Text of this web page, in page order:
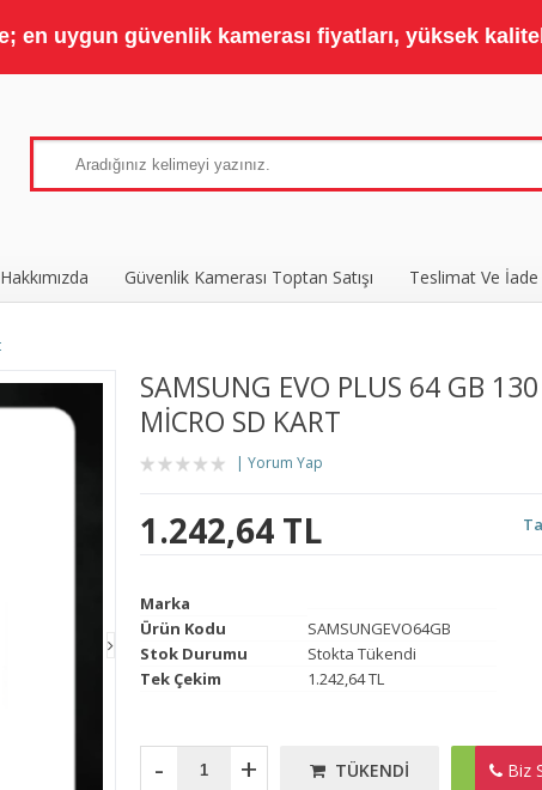
uygun güvenlik kamerası fiyatları, yüksek
Hakkımızda Güvenlik Kamerası Toptan Satışı Teslimat Ve İade
SAMSUNG EVO PLUS 64 GB
MICRO SD KART
Yorum Yap
1.242,64 TL
Marka
Ürün Kodu
SAMSUNGEVO64GB
Stok Durumu
Stokta Tükendi
Tek Çekim
1.242,64 TL
- + TÜKENDI Biz